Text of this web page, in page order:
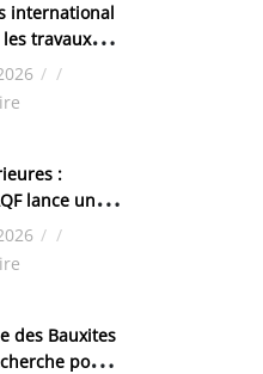
international
travaux
de la zone
/ /
:
lance un
bourses
/ /
des Bauxites
pour